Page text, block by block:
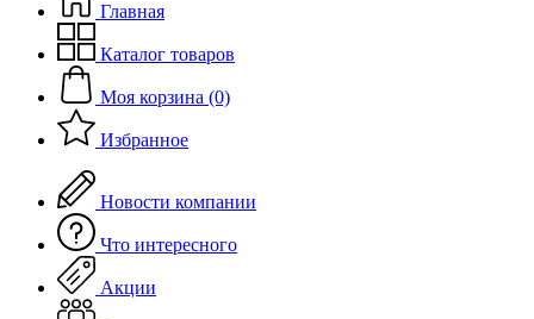
Главная
Каталог товаров
Моя корзина (0)
Избранное
Новости компании
Что интересного
Акции